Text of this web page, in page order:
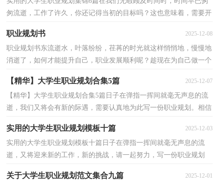
匆流逝，工作了许久，你还记得当初的目标吗？这也意味着，需要开
职业规划书 2025-12-08
职业规划书东流逝水，叶落纷纷，荏苒的时光就这样悄悄地，慢慢地
消逝了，如何才能提升自己，职业发展顺利呢？趁现在为自己做一个
【精华】大学生职业规划合集5篇 2025-12-07
【精华】大学生职业规划合集5篇日子在弹指一挥间就毫无声息的流
逝，我们又将会有新的际遇，需要认真地为此写一份职业规划。相信
实用的大学生职业规划模板十篇 2025-12-03
实用的大学生职业规划模板十篇日子在弹指一挥间就毫无声息的流
逝，又将迎来新的工作，新的挑战，请一起努力，写一份职业规划
关于大学生职业规划范文集合九篇 2025-12-01